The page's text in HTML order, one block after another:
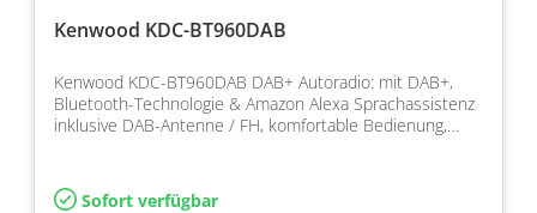
Kenwood KDC-BT960DAB
Kenwood KDC-BT960DAB DAB+ Autoradio: mit DAB+,
Bluetooth-Technologie & Amazon Alexa Sprachassistenz
inklusive DAB-Antenne / FH, komfortable Bedienung,
Sofort verfügbar